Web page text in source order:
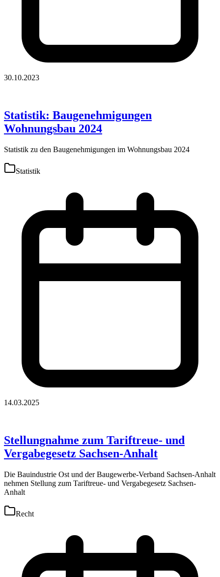
30.10.2023
Statistik: Baugenehmigungen
Wohnungsbau 2024
Statistik zu den Baugenehmigungen im Wohnungsbau 2024
Statistik
14.03.2025
Stellungnahme zum Tariftreue- und
Vergabegesetz Sachsen-Anhalt
Die Bauindustrie Ost und der Baugewerbe-Verband Sachsen-Anhalt
nehmen Stellung zum Tariftreue- und Vergabegesetz Sachsen-
Anhalt
Recht